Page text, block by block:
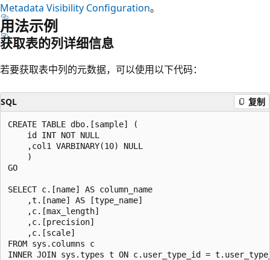
Metadata Visibility Configuration。
用法示例
获取表的列详细信息
若要获取表中列的元数据，可以使用以下代码：
SQL 复制
CREATE TABLE dbo.[sample] (
    id INT NOT NULL
    ,col1 VARBINARY(10) NULL
    )
GO
SELECT c.[name] AS column_name
    ,t.[name] AS [type_name]
    ,c.[max_length]
    ,c.[precision]
    ,c.[scale]
FROM sys.columns c
INNER JOIN sys.types t ON c.user_type_id =